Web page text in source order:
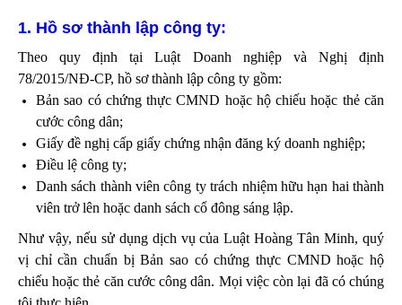
1. Hồ sơ thành lập công ty:
Theo quy định tại Luật Doanh nghiệp và Nghị định
78/2015/NĐ-CP, hồ sơ thành lập công ty gồm:
Bản sao có chứng thực CMND hoặc hộ chiếu hoặc thẻ căn
cước công dân;
Giấy đề nghị cấp giấy chứng nhận đăng ký doanh nghiệp;
Điều lệ công ty;
Danh sách thành viên công ty trách nhiệm hữu hạn hai thành
viên trở lên hoặc danh sách cổ đông sáng lập.
Như vậy, nếu sử dụng dịch vụ của Luật Hoàng Tân Minh, quý
vị chỉ cần chuẩn bị Bản sao có chứng thực CMND hoặc hộ
chiếu hoặc thẻ căn cước công dân. Mọi việc còn lại đã có chúng